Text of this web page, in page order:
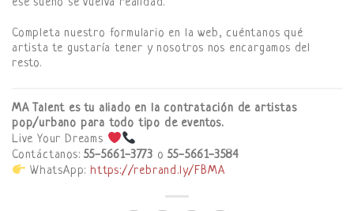
Completa nuestro formulario en la web, cuéntanos qué
artista te gustaría tener y nosotros nos encargamos del
resto.
MA Talent es tu aliado en la contratación de artistas
pop/urbano para todo tipo de eventos.
Live Your Dreams
Contáctanos:55-5661-3773 o55-5661-3584
WhatsApp:https://rebrand.ly/FBMA